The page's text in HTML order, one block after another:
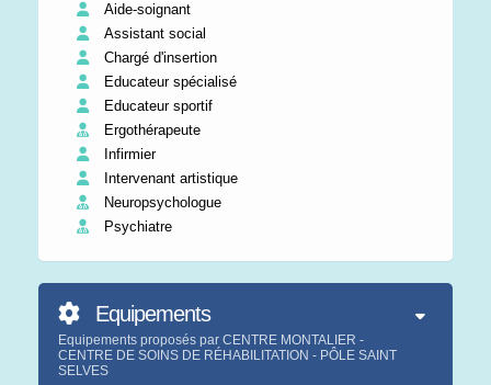
Aide-soignant
Assistant social
Chargé d'insertion
Educateur spécialisé
Educateur sportif
Ergothérapeute
Infirmier
Intervenant artistique
Neuropsychologue
Psychiatre
Equipements
Equipements proposés par CENTRE MONTALIER -
CENTRE DE SOINS DE RÉHABILITATION - PÔLE SAINT
SELVES